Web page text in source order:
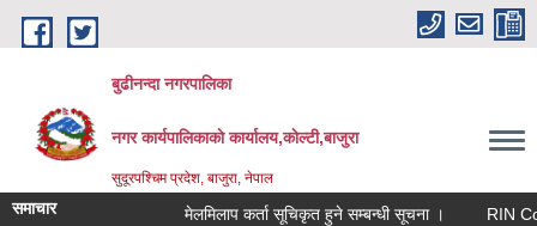
Skip to main content
बुढीनन्दा नगरपालिका
नगर कार्यपालिकाकाे कार्यालय,काेल्टी,बाजुरा
सुदूरपश्चिम प्रदेश, बाजुरा, नेपाल
समाचार मेलमिलाप कर्ता सूचिकृत हुने सम्बन्धी सूचना । RIN